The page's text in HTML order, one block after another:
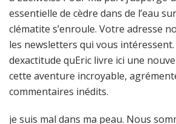
essentielle de cèdre dans de l’eau
clématite s’enroule. Votre adresse
les newsletters qui vous
dexactitude quEric livre ici une
cette aventure incroyable,
commentaires inédits.
je suis mal dans ma peau. Nous